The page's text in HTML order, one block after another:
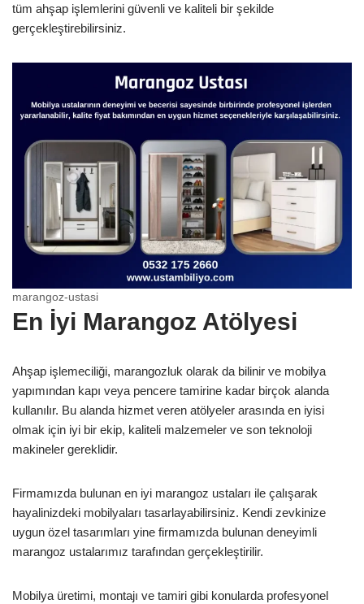
tüm ahşap işlemlerini güvenli ve kaliteli bir şekilde
gerçekleştirebilirsiniz.
marangoz-ustasi
En İyi Marangoz Atölyesi
Ahşap işlemeciliği, marangozluk olarak da bilinir ve mobilya
yapımından kapı veya pencere tamirine kadar birçok alanda
kullanılır. Bu alanda hizmet veren atölyeler arasında en iyisi
olmak için iyi bir ekip, kaliteli malzemeler ve son teknoloji
makineler gereklidir.
Firmamızda bulunan en iyi marangoz ustaları ile çalışarak
hayalinizdeki mobilyaları tasarlayabilirsiniz. Kendi zevkinize
uygun özel tasarımları yine firmamızda bulunan deneyimli
marangoz ustalarımız tarafından gerçekleştirilir.
Mobilya üretimi, montajı ve tamiri gibi konularda profesyonel